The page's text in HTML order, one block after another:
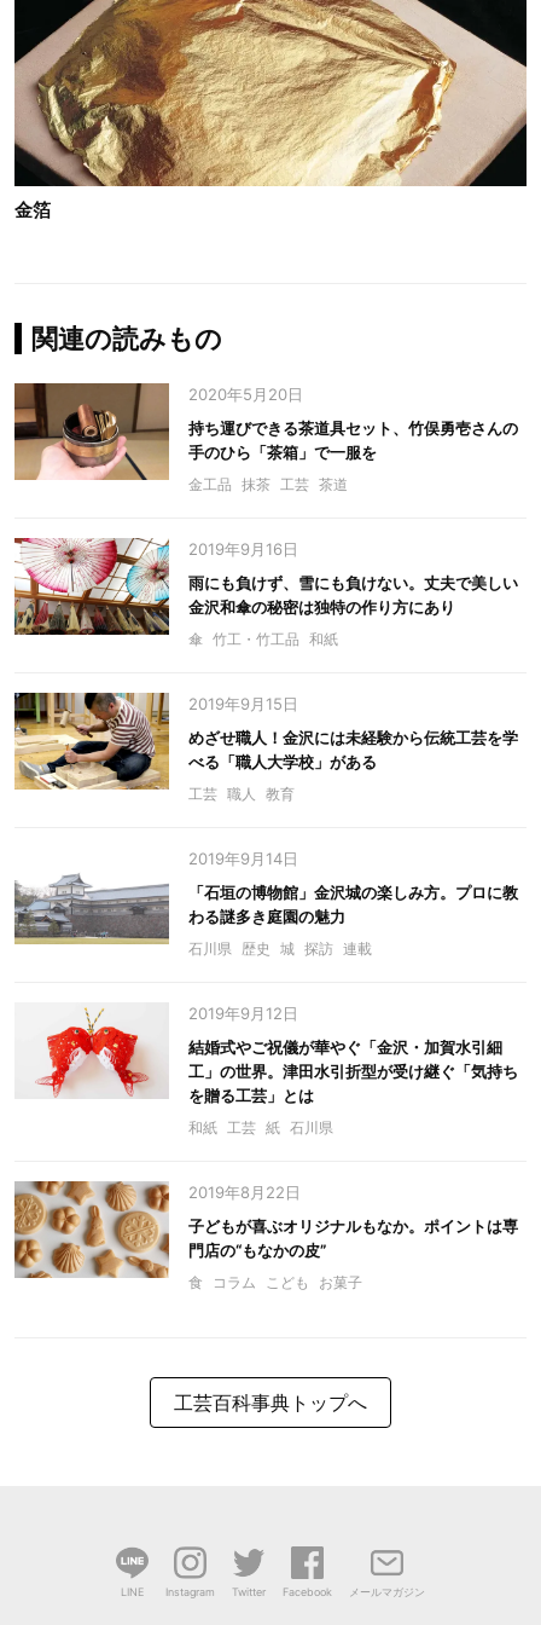
金箔
関連の読みもの
2020年5月20日
持ち運びできる茶道具セット、竹俣勇壱さんの
手のひら「茶箱」で一服を
金工品 抹茶 工芸 茶道
2019年9月16日
雨にも負けず、雪にも負けない。丈夫で美しい
金沢和傘の秘密は独特の作り方にあり
傘 竹工・竹工品 和紙
2019年9月15日
めざせ職人！金沢には未経験から伝統工芸を学
べる「職人大学校」がある
工芸 職人 教育
2019年9月14日
「石垣の博物館」金沢城の楽しみ方。プロに教
わる謎多き庭園の魅力
石川県 歴史 城 探訪 連載
2019年9月12日
結婚式やご祝儀が華やぐ「金沢・加賀水引細
工」の世界。津田水引折型が受け継ぐ「気持ち
を贈る工芸」とは
和紙 工芸 紙 石川県
2019年8月22日
子どもが喜ぶオリジナルもなか。ポイントは専
門店の“もなかの皮”
食 コラム こども お菓子
工芸百科事典トップへ
LINE Instagram Twitter Facebook メールマガジン